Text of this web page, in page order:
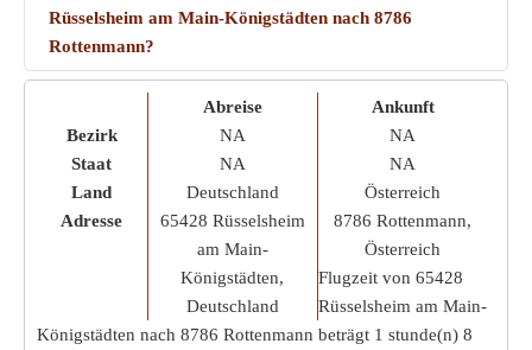
Rüsselsheim am Main-Königstädten nach 8786
Rottenmann?
Bezirk
Staat
Land
Adresse
Abreise
NA
NA
Deutschland
65428 Rüsselsheim
am Main-
Königstädten,
Deutschland
Ankunft
NA
NA
Österreich
8786 Rottenmann,
Österreich
Flugzeit von 65428
Rüsselsheim am Main-
Königstädten nach 8786 Rottenmann beträgt 1 stunde(n) 8